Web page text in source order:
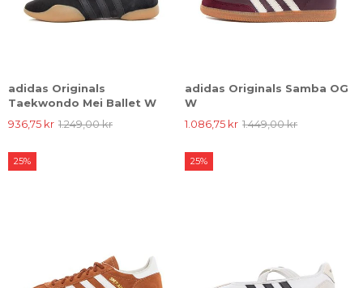
adidas Originals
Taekwondo Mei Ballet W
936,75 kr 1.249,00 kr
adidas Originals Samba OG
W
1.086,75 kr 1.449,00 kr
25% 25%